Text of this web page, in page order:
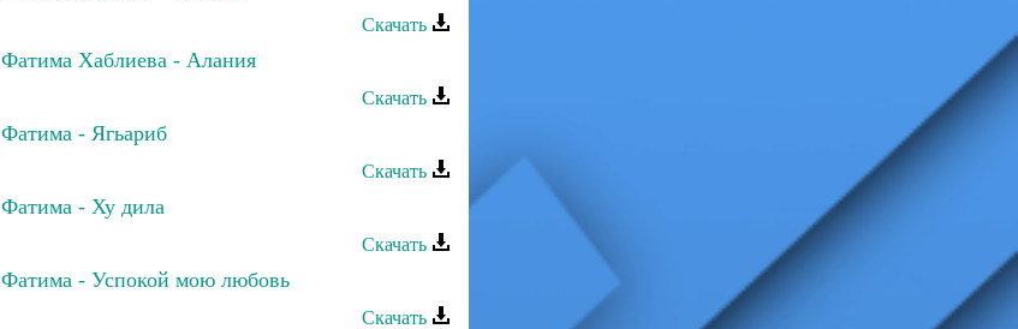
Скачать
Фатима Хаблиева - Алания
Скачать
Фатима - Ягьариб
Скачать
Фатима - Ху дила
Скачать
Фатима - Успокой мою любовь
Скачать